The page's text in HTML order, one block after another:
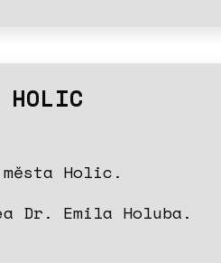
HOLIC
města Holic.
Dr. Emila Holuba.